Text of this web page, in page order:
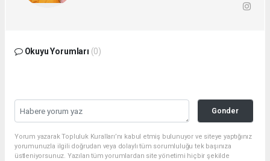
Okuyu Yorumları (0)
Gonder
Yorum yazarak Topluluk Kuralları’nı kabul etmiş bulunuyor ve siteye yaptığınız
yorumunuzla ilgili doğrudan veya dolaylı tüm sorumluluğu tek başınıza
üstleniyorsunuz. Yazılan tüm yorumlardan site yönetimi hiçbir şekilde